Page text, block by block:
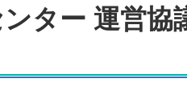
ター 運営協